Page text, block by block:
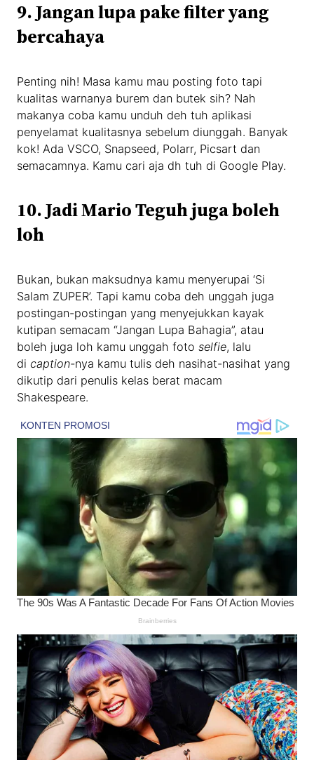
9. Jangan lupa pake filter yang
bercahaya
Penting nih! Masa kamu mau posting foto tapi
kualitas warnanya burem dan butek sih? Nah
makanya coba kamu unduh deh tuh aplikasi
penyelamat kualitasnya sebelum diunggah. Banyak
kok! Ada VSCO, Snapseed, Polarr, Picsart dan
semacamnya. Kamu cari aja dh tuh di Google Play.
10. Jadi Mario Teguh juga boleh
loh
Bukan, bukan maksudnya kamu menyerupai ‘Si
Salam ZUPER’. Tapi kamu coba deh unggah juga
postingan-postingan yang menyejukkan kayak
kutipan semacam “Jangan Lupa Bahagia”, atau
boleh juga loh kamu unggah fotoselfie, lalu
dicaption-nya kamu tulis deh nasihat-nasihat yang
dikutip dari penulis kelas berat macam
Shakespeare.